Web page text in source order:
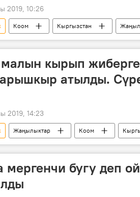
2019, 10:26
Коом Кыргызстан
карышкыр
кырып
атылды.
2019, 14:23
Жаңылыктар Коом
карышкыр егерь
бугу деп